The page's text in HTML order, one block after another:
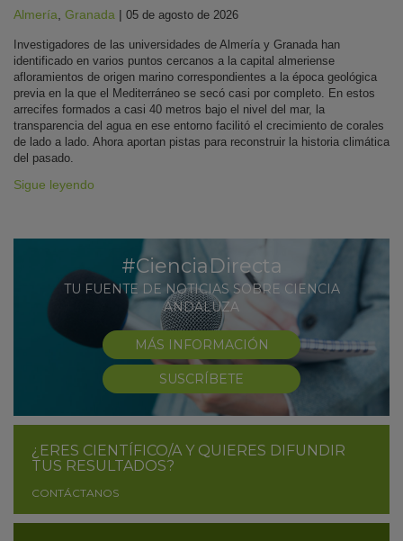
Almería Granada | 05 de agosto de 2026
Investigadores de las universidades de Almería y Granada han
identificado en varios puntos cercanos a la capital almeriense
afloramientos de origen marino correspondientes a la época geológica
previa en la que el Mediterráneo se secó casi por completo. En estos
arrecifes formados a casi 40 metros bajo el nivel del mar, la
transparencia del agua en ese entorno facilitó el crecimiento de corales
de lado a lado. Ahora aportan pistas para reconstruir la historia climática
del pasado.
Sigue leyendo
#CienciaDirecta
TU FUENTE DE NOTICIAS SOBRE CIENCIA
ANDALUZA
MÁS INFORMACIÓN
SUSCRÍBETE
¿ERES CIENTÍFICO/A Y QUIERES DIFUNDIR
TUS RESULTADOS?
CONTÁCTANOS